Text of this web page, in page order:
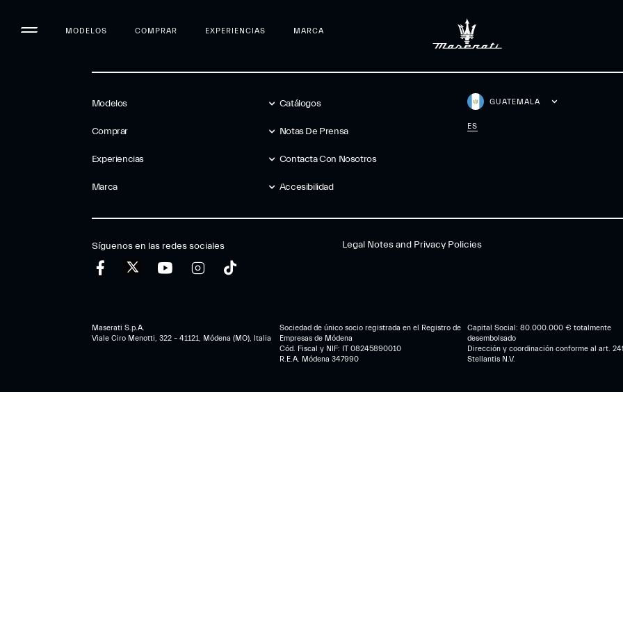
MODELOS COMPRAR EXPERIENCIAS MARCA
Modelos
Comprar
Experiencias
Marca
Catálogos
Notas De Prensa
Contacta Con Nosotros
Accesibilidad
GUATEMALA
ES
Síguenos en las redes sociales Legal Notes and Privacy Policies
Maserati S.p.A.
Viale Ciro Menotti, 322 – 41121, Módena (MO), Italia
Sociedad de único socio registrada en el Registro de
Empresas de Módena
Cód. Fiscal y NIF: IT 08245890010
R.E.A. Módena 347990
Capital Social: 80.000.000 € totalmente
desembolsado
Dirección y coordinación conforme al art.
Stellantis N.V.